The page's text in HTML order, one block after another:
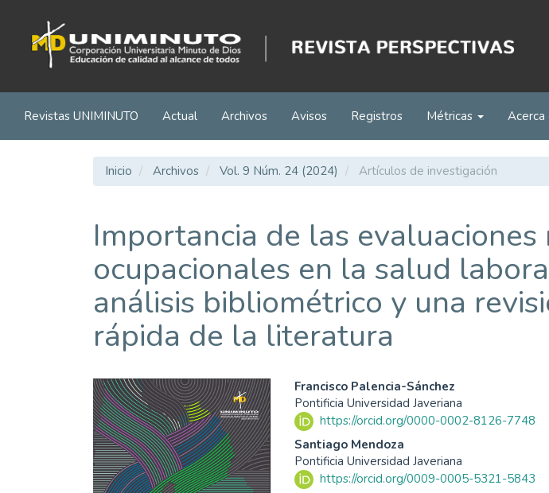
principal
Contenido
principal
lateral
Revistas UNIMINUTO Actual Archivos Avisos Registros Métricas Acerca
Inicio Archivos Vol. 9 Núm. 24 (2024) Artículos de investigación
Importancia de las evaluaciones
ocupacionales en la salud
análisis bibliométrico y una
rápida de la literatura
Barra
lateral
del
artículo
Contenido
principal
del
artículo
Francisco Palencia-Sánchez
Pontificia Universidad Javeriana
https://orcid.org/0000-0002-8126-7748
Santiago Mendoza
Pontificia Universidad Javeriana
https://orcid.org/0009-0005-5321-5843